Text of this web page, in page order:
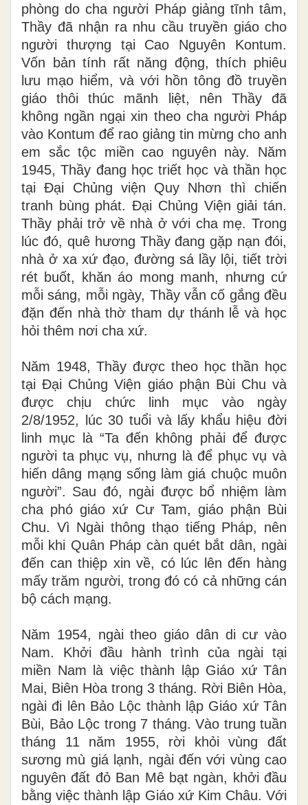
phòng do cha người Pháp giảng tĩnh tâm,
Thầy đã nhận ra nhu cầu truyền giáo cho
người thượng tại Cao Nguyên Kontum.
Vốn bản tính rất năng động, thích phiêu
lưu mạo hiểm, và với hồn tông đồ truyền
giáo thôi thúc mãnh liệt, nên Thầy đã
không ngần ngại xin theo cha người Pháp
vào Kontum để rao giảng tin mừng cho anh
em sắc tộc miền cao nguyên này. Năm
1945, Thầy đang học triết học và thần học
tại Đại Chủng viện Quy Nhơn thì chiến
tranh bùng phát. Đại Chủng Viện giải tán.
Thầy phải trở về nhà ở với cha mẹ. Trong
lúc đó, quê hương Thầy đang gặp nạn đói,
nhà ở xa xứ đạo, đường sá lầy lội, tiết trời
rét buốt, khăn áo mong manh, nhưng cứ
mỗi sáng, mỗi ngày, Thầy vẫn cố gắng đều
đặn đến nhà thờ tham dự thánh lễ và học
hỏi thêm nơi cha xứ.
Năm 1948, Thầy được theo học thần học
tại Đại Chủng Viện giáo phận Bùi Chu và
được chịu chức linh mục vào ngày
2/8/1952, lúc 30 tuổi và lấy khẩu hiệu đời
linh mục là “Ta đến không phải để được
người ta phục vụ, nhưng là để phục vụ và
hiến dâng mạng sống làm giá chuộc muôn
người”. Sau đó, ngài được bổ nhiệm làm
cha phó giáo xứ Cư Tam, giáo phận Bùi
Chu. Vì Ngài thông thạo tiếng Pháp, nên
mỗi khi Quân Pháp càn quét bắt dân, ngài
đến can thiệp xin về, có lúc lên đến hàng
mấy trăm người, trong đó có cả những cán
bộ cách mạng.
Năm 1954, ngài theo giáo dân di cư vào
Nam. Khởi đầu hành trình của ngài tại
miền Nam là việc thành lập Giáo xứ Tân
Mai, Biên Hòa trong 3 tháng. Rời Biên Hòa,
ngài đi lên Bảo Lộc thành lập Giáo xứ Tân
Bùi, Bảo Lộc trong 7 tháng. Vào trung tuần
tháng 11 năm 1955, rời khỏi vùng đất
sương mù giá lạnh, ngài đến với vùng cao
nguyên đất đỏ Ban Mê bạt ngàn, khởi đầu
bằng việc thành lập Giáo xứ Kim Châu. Với